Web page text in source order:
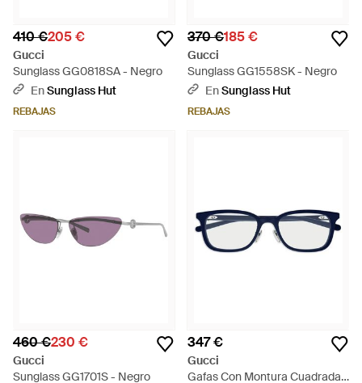
410 €205 €
Gucci
Sunglass GG0818SA - Negro
EnSunglass Hut
REBAJAS
370 €185 €
Gucci
Sunglass GG1558SK - Negro
EnSunglass Hut
REBAJAS
460 €230 €
Gucci
Sunglass GG1701S - Negro
347 €
Gucci
Gafas Con Montura Cuadrada -